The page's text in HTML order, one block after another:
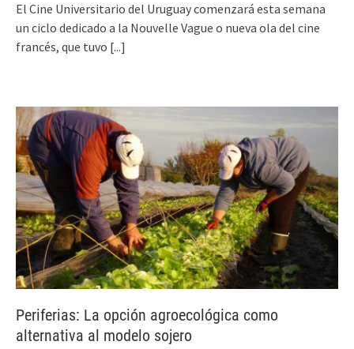
El Cine Universitario del Uruguay comenzará esta semana
un ciclo dedicado a la Nouvelle Vague o nueva ola del cine
francés, que tuvo [...]
Periferias: La opción agroecológica como
alternativa al modelo sojero